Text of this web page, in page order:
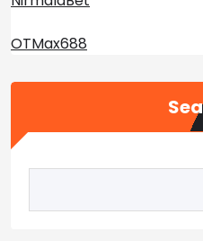
OTMax688